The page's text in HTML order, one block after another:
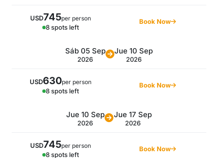
USD745per person
8 spots left
Book Now
Sáb 05 Sep
2026
Jue 10 Sep
2026
USD630per person
8 spots left
Book Now
Jue 10 Sep
2026
Jue 17 Sep
2026
USD745per person
8 spots left
Book Now